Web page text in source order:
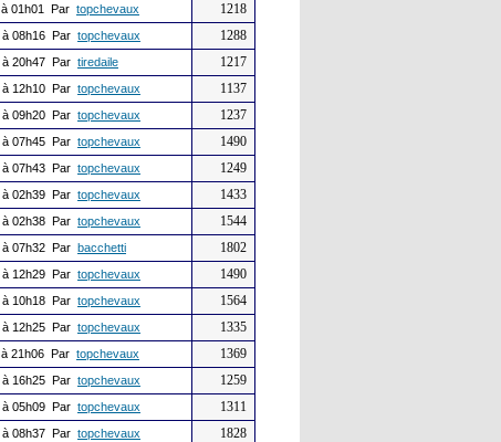
à 01h01 Par topchevaux 1218
à 08h16 Par topchevaux 1288
à 20h47 Par tiredaile 1217
à 12h10 Par topchevaux 1137
à 09h20 Par topchevaux 1237
à 07h45 Par topchevaux 1490
à 07h43 Par topchevaux 1249
à 02h39 Par topchevaux 1433
à 02h38 Par topchevaux 1544
à 07h32 Par bacchetti 1802
à 12h29 Par topchevaux 1490
à 10h18 Par topchevaux 1564
à 12h25 Par topchevaux 1335
à 21h06 Par topchevaux 1369
à 16h25 Par topchevaux 1259
à 05h09 Par topchevaux 1311
à 08h37 Par topchevaux 1828